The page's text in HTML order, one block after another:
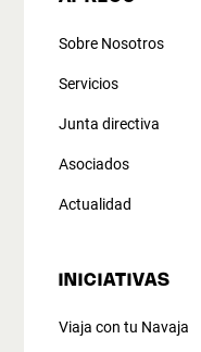
Sobre Nosotros
Servicios
Junta directiva
Asociados
Actualidad
INICIATIVAS
Viaja con tu Navaja